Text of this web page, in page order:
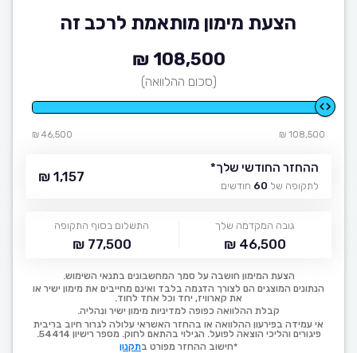
הצעת מימון מותאמת לרכב זה
108,500 ₪
(סכום ההלוואה)
108,500 ₪
46,500 ₪
ההחזר החודשי שלך*
לתקופה של 60 חודשים
1,157 ₪
גובה המקדמה שלך
46,500 ₪
התשלום בסוף התקופה
77,500 ₪
הצעת המימון חושבה על סמך המחשבונים בתנאי השימוש.
הנתונים המוצגים הם לצורך הדגמה בלבד ואינם מחייבים את מימון ישיר או
את קארוויז, יחד וכל אחד לחוד.
קבלת ההלוואה כפופה למדיניות מימון ישיר ונהליה.
אי עמידה בפירעון ההלוואה או בהחזר האשראי עלולה לגרור חיוב בריבית
פיגורים והליכי הוצאה לפועל. הגילוי בהתאם לחוק. מספר רישיון 54414.
*חישוב ההחזר מפורט בתקנון